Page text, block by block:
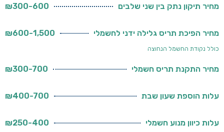
מחיר תיקון נתק בין שני שלבים ₪300-600
מחיר הפיכת תריס גלילה ידני לחשמלי ₪600-1,500
כולל נקודת החשמל הנחוצה
מחיר התקנת תריס חשמלי ₪300-700
עלות הוספת שעון שבת ₪400-700
עלות כיוון מנוע חשמלי ₪250-400